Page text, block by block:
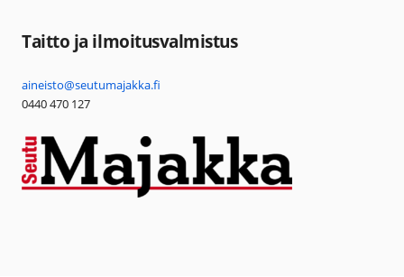
Taitto ja ilmoitusvalmistus
aineisto@seutumajakka.fi
0440 470 127